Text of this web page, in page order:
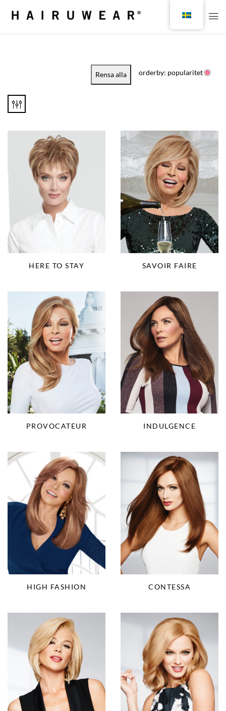
Rensa alla orderby: popularitet
HERE TO STAY SAVOIR FAIRE
PROVOCATEUR INDULGENCE
HIGH FASHION CONTESSA